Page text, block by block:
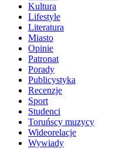
Kultura
Lifestyle
Literatura
Miasto
Opinie
Patronat
Porady
Publicystyka
Recenzje
Sport
Studenci
Toruńscy muzycy
Wideorelacje
Wywiady